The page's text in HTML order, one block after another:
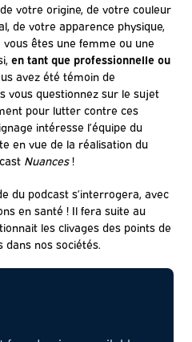
votre origine, de votre couleur
de votre apparence physique,
êtes une femme ou une
en tant que professionnelle ou
avez été témoin de
vous questionnez sur le sujet
pour lutter contre ces
intéresse l’équipe du
en vue de la réalisation du
Nuances!
du podcast s’interrogera, avec
en santé ! Il fera suite au
les clivages des points de
dans nos sociétés.